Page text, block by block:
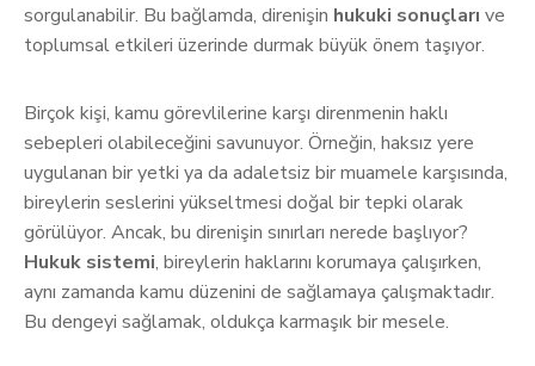
sorgulanabilir. Bu bağlamda, direnişin hukuki sonuçları ve
toplumsal etkileri üzerinde durmak büyük önem taşıyor.
Birçok kişi, kamu görevlilerine karşı direnmenin haklı
sebepleri olabileceğini savunuyor. Örneğin, haksız yere
uygulanan bir yetki ya da adaletsiz bir muamele karşısında,
bireylerin seslerini yükseltmesi doğal bir tepki olarak
görülüyor. Ancak, bu direnişin sınırları nerede başlıyor?
Hukuk sistemi, bireylerin haklarını korumaya çalışırken,
aynı zamanda kamu düzenini de sağlamaya çalışmaktadır.
Bu dengeyi sağlamak, oldukça karmaşık bir mesele.